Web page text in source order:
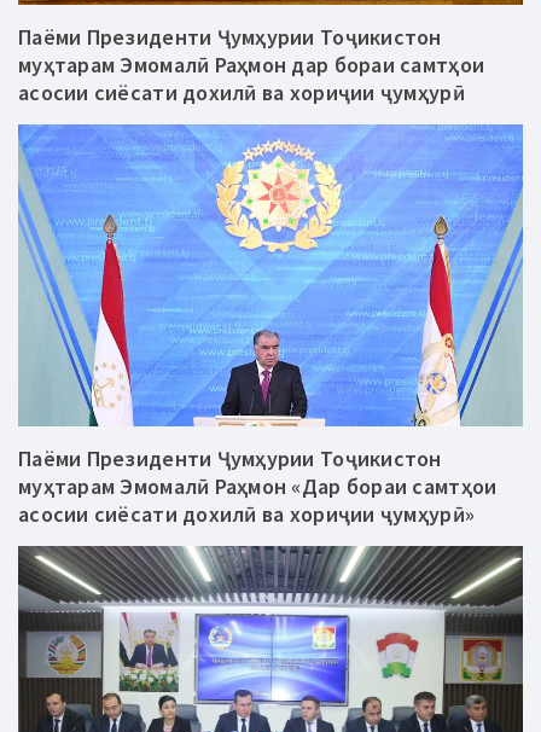
Паёми Президенти Ҷумҳурии Тоҷикистон
муҳтарам Эмомалӣ Раҳмон дар бораи самтҳои
асосии сиёсати дохилӣ ва хориҷии ҷумҳурӣ
Паёми Президенти Ҷумҳурии Тоҷикистон
муҳтарам Эмомалӣ Раҳмон «Дар бораи самтҳои
асосии сиёсати дохилӣ ва хориҷии ҷумҳурӣ»